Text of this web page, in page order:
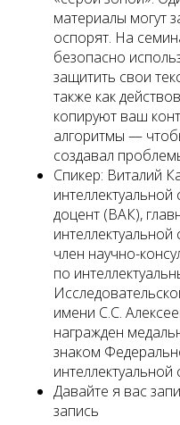
материалы могут
оспорят. На
безопасно
защитить свои
также как
копируют ваш
алгоритмы —
создавал
Спикер: Виталий
доцент (ВАК),
член научно-
по
имени С.С.
награжден
знаком
Давайте я вас
запись